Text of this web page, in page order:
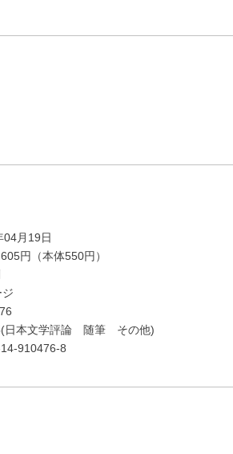
04月19日
605円（本体550円）
日本文学評論 随筆 その他)
910476-8